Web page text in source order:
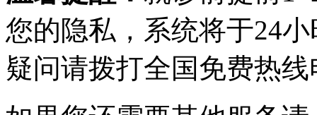
您的隐私，系统将于24
疑问请拨打全国免费热线